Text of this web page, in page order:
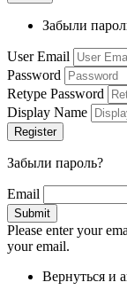
Забыли
User Email
Password
Retype Password
Display Name
Забыли пароль?
Email
Please enter your
your email.
Вернуться и